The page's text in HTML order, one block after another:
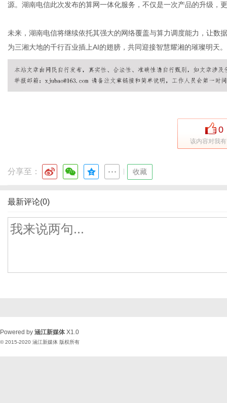
源。湖南电信此次发布的算网一体化服务，不仅是一次产品的升级，
未来，湖南电信将继续依托其强大的网络覆盖与算力调度能力，让数
为三湘大地的千行百业插上AI的翅膀，共同迎接智慧耀湘的璀璨明天。
0
该内容对我
分享至： 收藏
最新评论(0)
Powered by 涵江新媒体 X1.0
© 2015-2020 涵江新媒体 版权所有